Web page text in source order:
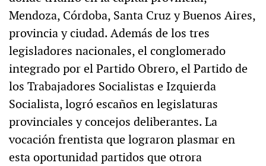
Mendoza, Córdoba, Santa Cruz y Buenos Aires,
provincia y ciudad. Además de los tres
legisladores nacionales, el conglomerado
integrado por el Partido Obrero, el Partido de
los Trabajadores Socialistas e Izquierda
Socialista, logró escaños en legislaturas
provinciales y concejos deliberantes. La
vocación frentista que lograron plasmar en
esta oportunidad partidos que otrora